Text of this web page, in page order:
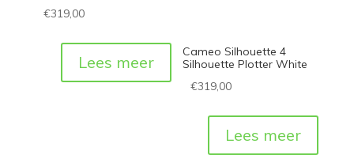
€319,00
Lees meer
Cameo Silhouette 4
Silhouette Plotter White
€319,00
Lees meer